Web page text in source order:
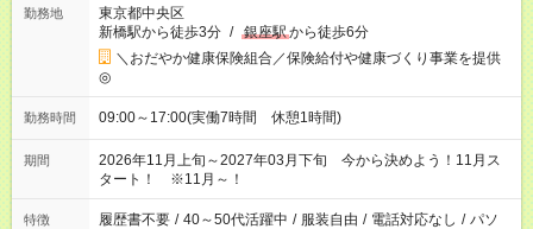
勤務地
東京都中央区
新橋駅から徒歩3分 / 銀座駅から徒歩6分
＼おだやか健康保険組合／保険給付や健康づくり事業を提供
◎
勤務時間 09:00～17:00(実働7時間 休憩1時間)
期間
2026年11月上旬～2027年03月下旬 今から決めよう！11月ス
タート！ ※11月～！
特徴 履歴書不要 / 40～50代活躍中 / 服装自由 / 電話対応なし / パソ